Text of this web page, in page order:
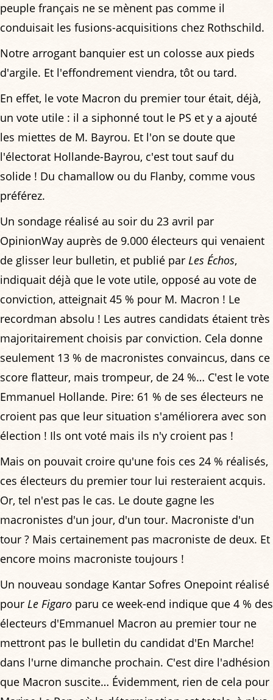
peuple français ne se mènent pas comme il
conduisait les fusions-acquisitions chez Rothschild.
Notre arrogant banquier est un colosse aux pieds
d'argile. Et l'effondrement viendra, tôt ou tard.
En effet, le vote Macron du premier tour était, déjà,
un vote utile : il a siphonné tout le PS et y a ajouté
les miettes de M. Bayrou. Et l'on se doute que
l'électorat Hollande-Bayrou, c'est tout sauf du
solide ! Du chamallow ou du Flanby, comme vous
préférez.
Un sondage réalisé au soir du 23 avril par
OpinionWay auprès de 9.000 électeurs qui venaient
de glisser leur bulletin, et publié par Les Échos,
indiquait déjà que le vote utile, opposé au vote de
conviction, atteignait 45 % pour M. Macron ! Le
recordman absolu ! Les autres candidats étaient très
majoritairement choisis par conviction. Cela donne
seulement 13 % de macronistes convaincus, dans ce
score flatteur, mais trompeur, de 24 %… C'est le vote
Emmanuel Hollande. Pire: 61 % de ses électeurs ne
croient pas que leur situation s'améliorera avec son
élection ! Ils ont voté mais ils n'y croient pas !
Mais on pouvait croire qu'une fois ces 24 % réalisés,
ces électeurs du premier tour lui resteraient acquis.
Or, tel n'est pas le cas. Le doute gagne les
macronistes d'un jour, d'un tour. Macroniste d'un
tour ? Mais certainement pas macroniste de deux. Et
encore moins macroniste toujours !
Un nouveau sondage Kantar Sofres Onepoint réalisé
pour Le Figaro paru ce week-end indique que 4 % des
électeurs d'Emmanuel Macron au premier tour ne
mettront pas le bulletin du candidat d'En Marche!
dans l'urne dimanche prochain. C'est dire l'adhésion
que Macron suscite… Évidemment, rien de cela pour